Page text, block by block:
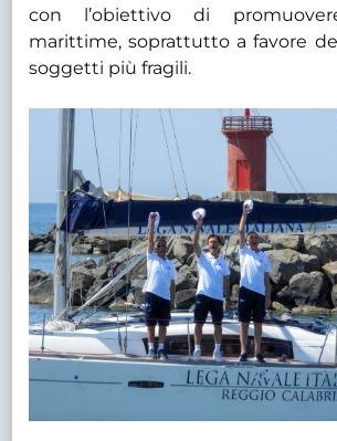
con l’obiettivo di
marittime, soprattutto a favore
soggetti più fragili.